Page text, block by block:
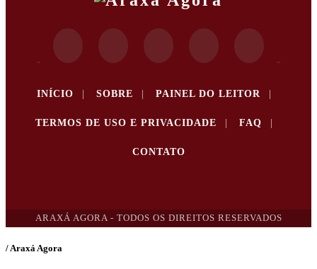
INÍCIO SOBRE PAINEL DO LEITOR
TERMOS DE USO E PRIVACIDADE FAQ
CONTATO
ARAXÁ AGORA - TODOS OS DIREITOS RESERVADOS
/ Araxá Agora